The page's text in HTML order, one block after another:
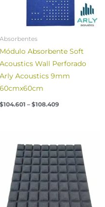
Absorbentes
Módulo Absorbente Soft
Acoustics Wall Perforado
Arly Acoustics 9mm
60cmx60cm
$104.601 – $108.409